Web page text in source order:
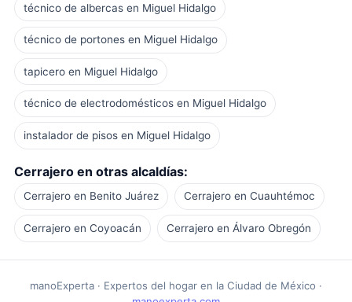
técnico de albercas en Miguel Hidalgo
técnico de portones en Miguel Hidalgo
tapicero en Miguel Hidalgo
técnico de electrodomésticos en Miguel Hidalgo
instalador de pisos en Miguel Hidalgo
Cerrajero en otras alcaldías:
Cerrajero en Benito Juárez Cerrajero en Cuauhtémoc
Cerrajero en Coyoacán Cerrajero en Álvaro Obregón
manoExperta · Expertos del hogar en la Ciudad de México ·